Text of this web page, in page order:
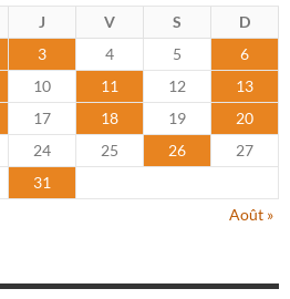
J V S
D
3 4 5
6
10 11 12
13
17 18 19
20
24 25 26
27
31
Août »